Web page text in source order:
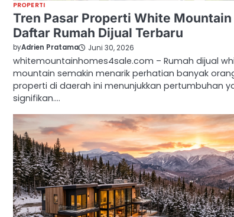
PROPERTI
Tren Pasar Properti White Mountain
Daftar Rumah Dijual Terbaru
byAdrien Pratama Juni 30, 2026
whitemountainhomes4sale.com – Rumah dijual
mountain semakin menarik perhatian banyak
properti di daerah ini menunjukkan pertumbuhan
signifikan.…